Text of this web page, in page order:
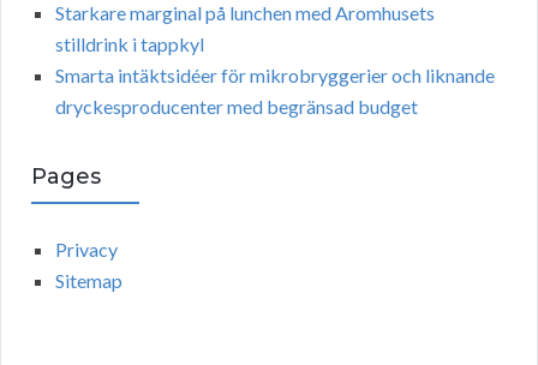
Starkare marginal på lunchen med Aromhusets
stilldrink i tappkyl
Smarta intäktsidéer för mikrobryggerier och liknande
dryckesproducenter med begränsad budget
Pages
Privacy
Sitemap